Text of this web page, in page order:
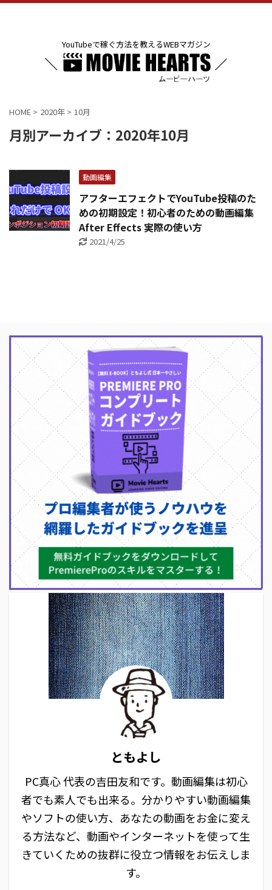
YouTubeで稼ぐ方法を教えるWEBマガジン
HOME > 2020年 > 10月
月別アーカイブ：2020年10月
動画編集
アフターエフェクトでYouTube投稿のた
めの初期設定！初心者のための動画編集
After Effects 実際の使い方
2021/4/25
ともよし
PC真心 代表の吉田友和です。動画編集は初心
者でも素人でも出来る。分かりやすい動画編集
やソフトの使い方、あなたの動画をお金に変え
る方法など、動画やインターネットを使って生
きていくための抜群に役立つ情報をお伝えしま
す。